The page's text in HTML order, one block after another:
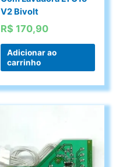
V2 Bivolt
R$ 170,90
Adicionar ao
carrinho